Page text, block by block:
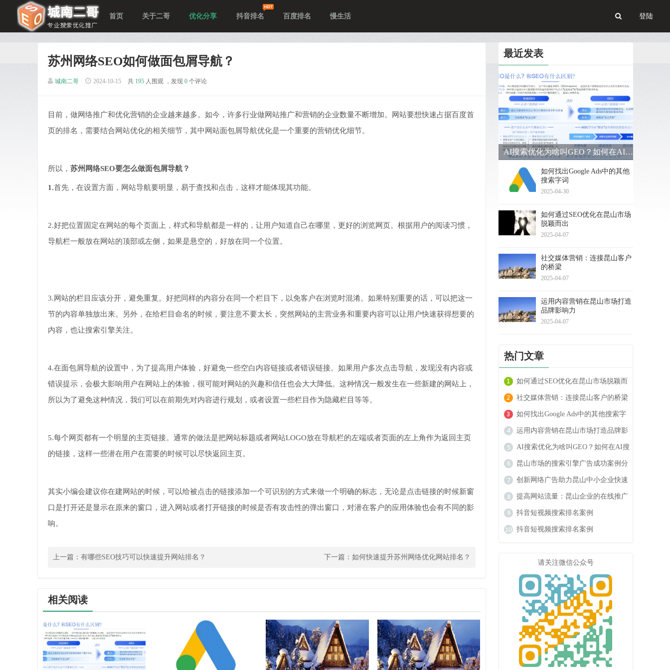
首页 关于二哥 优化分享 抖音排名 百度排名 慢生活 登陆
苏州网络SEO如何做面包屑导航？
城南二哥 2024-10-15 共 195 人围观 ，发现 0 个评论
目前，做网络推广和优化营销的企业越来越多。如今，许多行业做网站推广和营销的企业数量不断增加。网站要想快速占据百度首
页的排名，需要结合网站优化的相关细节，其中网站面包屑导航优化是一个重要的营销优化细节。
所以， 苏州网络SEO要怎么做面包屑导航？
1.首先，在设置方面，网站导航要明显，易于查找和点击，这样才能体现其功能。
2.好把位置固定在网站的每个页面上，样式和导航都是一样的，让用户知道自己在哪里，更好的浏览网页。根据用户的阅读习惯，
导航栏一般放在网站的顶部或左侧，如果是悬空的，好放在同一个位置。
3.网站的栏目应该分开，避免重复。好把同样的内容分在同一个栏目下，以免客户在浏览时混淆。如果特别重要的话，可以把这一
节的内容单独放出来。另外，在给栏目命名的时候，要注意不要太长，突然网站的主营业务和重要内容可以让用户快速获得想要的
内容，也让搜索引擎关注。
4.在面包屑导航的设置中，为了提高用户体验，好避免一些空白内容链接或者错误链接。如果用户多次点击导航，发现没有内容或
错误提示，会极大影响用户在网站上的体验，很可能对网站的兴趣和信任也会大大降低。这种情况一般发生在一些新建的网站上，
所以为了避免这种情况，我们可以在前期先对内容进行规划，或者设置一些栏目作为隐藏栏目等等。
5.每个网页都有一个明显的主页链接。通常的做法是把网站标题或者网站LOGO放在导航栏的左端或者页面的左上角作为返回主页
的链接，这样一些潜在用户在需要的时候可以尽快返回主页。
其实小编会建议你在建网站的时候，可以给被点击的链接添加一个可识别的方式来做一个明确的标志，无论是点击链接的时候新窗
口是打开还是显示在原来的窗口，进入网站或者打开链接的时候是否有攻击性的弹出窗口，对潜在客户的应用体验也会有不同的影
响。
上一篇： 有哪些SEO技巧可以快速提升网站排名？ 下一篇： 如何快速提升苏州网络优化网站排名？
相关阅读
最近发表
AI搜索优化为啥叫GEO？如何在AI搜索中获得排名？
如何找出Google Ads中的其他
搜索字词
2025-04-30
如何通过SEO优化在昆山市场
脱颖而出
2025-04-07
社交媒体营销：连接昆山客户
的桥梁
2025-04-07
运用内容营销在昆山市场打造
品牌影响力
2025-04-07
热门文章
如何通过SEO优化在昆山市场脱颖而
出
社交媒体营销：连接昆山客户的桥梁
如何找出Google Ads中的其他搜索字
词
运用内容营销在昆山市场打造品牌影
响力
AI搜索优化为啥叫GEO？如何在AI搜
索中获得排名？
昆山市场的搜索引擎广告成功案例分
析
创新网络广告助力昆山中小企业快速
成长
提高网站流量：昆山企业的在线推广
秘籍
抖音短视频搜索排名案例
抖音短视频搜索排名案例
请关注微信公众号